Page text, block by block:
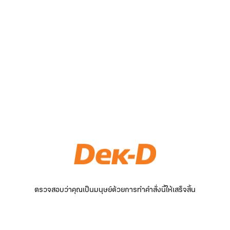
ตรวจสอบว่าคุณเป็นมนุษย์ด้วยการทำคำสั่งนี้ให้เสร็จสิ้น